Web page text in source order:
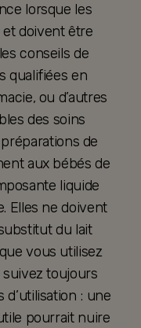
lorsque les
et doivent être
conseils de
qualifiées en
ou d’autres
des soins
de
aux bébés de
liquide
Elles ne doivent
du lait
vous utilisez
toujours
: une
pourrait nuire